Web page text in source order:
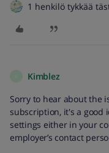
1 henkilö tykkää
Kimblez
Sorry to hear about the
subscription, it's a good
settings either in your
employer’s contact